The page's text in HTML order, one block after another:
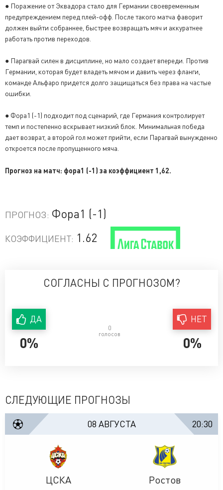
● Поражение от Эквадора стало для Германии своевременным
предупреждением перед плей-офф. После такого матча фаворит
должен выйти собраннее, быстрее возвращать мяч и аккуратнее
работать против переходов.
● Парагвай силен в дисциплине, но мало создает впереди. Против
Германии, которая будет владеть мячом и давить через фланги,
команде Альфаро придется долго защищаться без права на частые
ошибки.
● Фора1 (-1) подходит под сценарий, где Германия контролирует
темп и постепенно вскрывает низкий блок. Минимальная победа
дает возврат, а второй гол может прийти, если Парагвай вынужденно
откроется после пропущенного мяча.
Прогноз на матч: фора1 (-1) за коэффициент 1,62.
ПРОГНОЗ: Фора1 (-1)
КОЭФФИЦИЕНТ: 1.62
СОГЛАСНЫ С ПРОГНОЗОМ?
ДА
0%
0
голосов
0%
НЕТ
СЛЕДУЮЩИЕ ПРОГНОЗЫ
08 АВГУСТА 20:30
ЦСКА Ростов